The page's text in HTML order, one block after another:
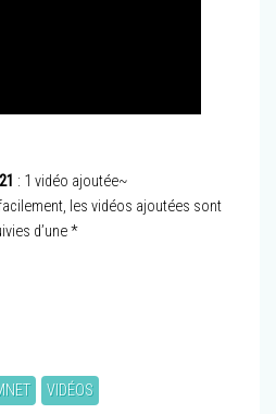
: 1 vidéo ajoutée~
les vidéos ajoutées sont
d’une *
VIDÉOS